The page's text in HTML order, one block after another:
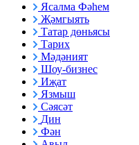
Ясалма Фәһем
Җәмгыять
Татар дөньясы
Тарих
Мәдәният
Шоу-бизнес
Иҗат
Язмыш
Сәясәт
Дин
Фән